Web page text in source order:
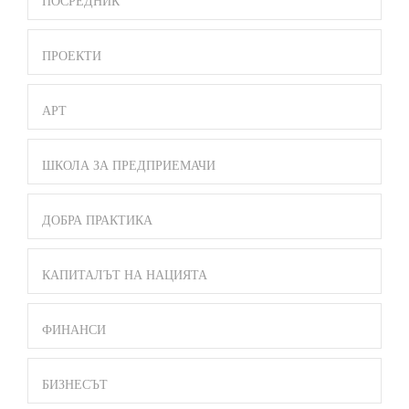
ПРОЕКТИ
АРТ
ШКОЛА ЗА ПРЕДПРИЕМАЧИ
ДОБРА ПРАКТИКА
КАПИТАЛЪТ НА НАЦИЯТА
ФИНАНСИ
БИЗНЕСЪТ